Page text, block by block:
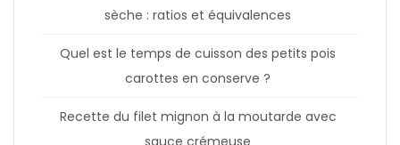
sèche : ratios et équivalences
Quel est le temps de cuisson des petits pois
carottes en conserve ?
Recette du filet mignon à la moutarde avec
sauce crémeuse